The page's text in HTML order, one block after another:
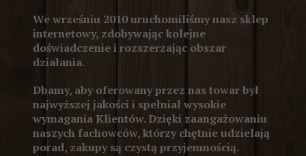
We wrześniu 2010 uruchomiliśmy nasz sklep
internetowy, zdobywając kolejne
doświadczenie i rozszerzając obszar
działania.
Dbamy, aby oferowany przez nas towar był
najwyższej jakości i spełniał wysokie
wymagania Klientów. Dzięki zaangażowaniu
naszych fachowców, którzy chętnie udzielają
porad, zakupy są czystą przyjemnością.